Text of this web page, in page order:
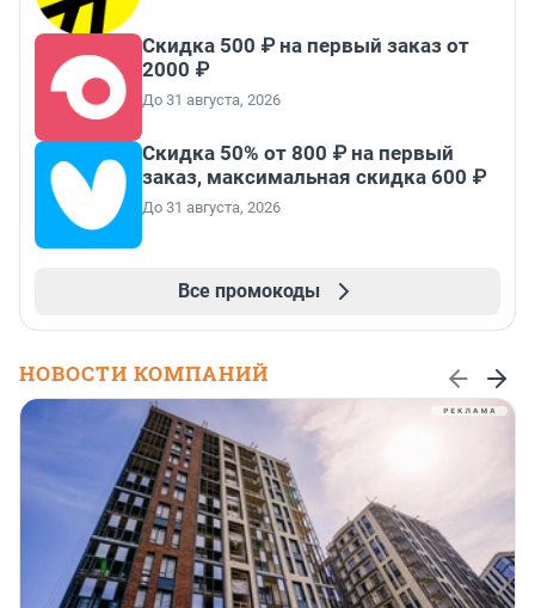
Скидка 500 ₽ на первый заказ от
2000 ₽
До 31 августа, 2026
Скидка 50% от 800 ₽ на первый
заказ, максимальная скидка 600 ₽
До 31 августа, 2026
Все промокоды
НОВОСТИ КОМПАНИЙ